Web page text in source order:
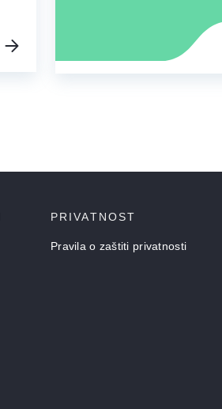
PRIVATNOST
Pravila o zaštiti privatnosti